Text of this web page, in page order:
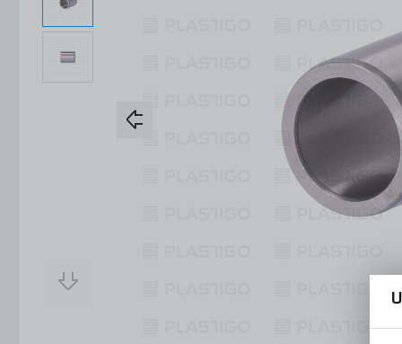
Konstrukcje Specjalne
Obsługa Form